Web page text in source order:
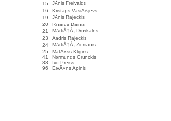
15
JÄnis Freivalds
16
Kristaps VasiÄ¼jevs
19
JÄnis Rajeckis
20
Rihards Dainis
21
MÄrtiÅ†Å¡ Druvkalns
23
Andris Rajeckis
24
MÄrtiÅ†Å¡ Zicmanis
25
MatÄ«ss Kligins
41
Normunds Grunckis
88
Ivo Preiss
96
ErvÄ«ns Apinis